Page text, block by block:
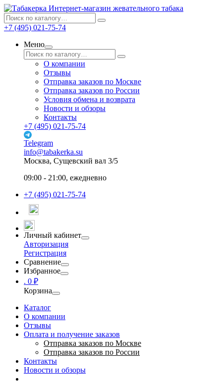
Интернет-магазин жевательного табака
+7 (495) 021-75-74
Меню
О компании
Отзывы
Отправка заказов по Москве
Отправка заказов по России
Условия обмена и возврата
Новости и обзоры
Контакты
+7 (495) 021-75-74
Telegram
info@tabakerka.su
Москва, Сущевский вал 3/5
09:00 - 21:00, ежедневно
+7 (495) 021-75-74
Личный кабинет
Авторизация
Регистрация
Сравнение
Избранное
. 0 ₽
Корзина
Каталог
О компании
Отзывы
Оплата и получение заказов
Отправка заказов по Москве
Отправка заказов по России
Контакты
Новости и обзоры